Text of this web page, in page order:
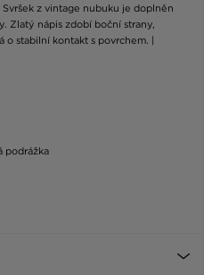
z vintage nubuku je doplněn
Zlatý nápis zdobí boční strany,
o stabilní kontakt s povrchem. |
podrážka